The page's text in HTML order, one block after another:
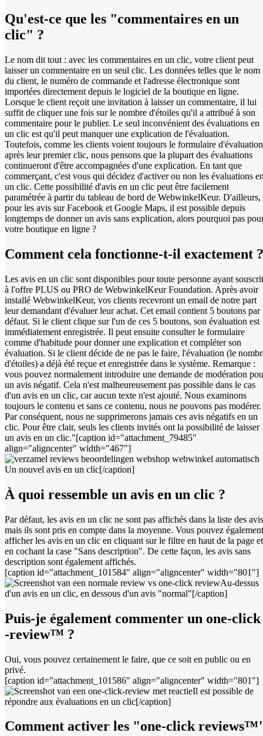
Qu'est-ce que les "commentaires en un
clic" ?
Le nom dit tout : avec les commentaires en un clic, votre client peut
laisser un commentaire en un seul clic. Les données telles que le nom
du client, le numéro de commande et l'adresse électronique sont
importées directement depuis le logiciel de la boutique en ligne.
Lorsque le client reçoit une invitation à laisser un commentaire, il lui
suffit de cliquer une fois sur le nombre d'étoiles qu'il a attribué à son
commentaire pour le publier. Le seul inconvénient des évaluations en
un clic est qu'il peut manquer une explication de l'évaluation.
Toutefois, comme les clients voient toujours le formulaire d'évaluation
après leur premier clic, nous pensons que la plupart des évaluations
continueront d'être accompagnées d'une explication. En tant que
commerçant, c'est vous qui décidez d'activer ou non les évaluations
un clic. Cette possibilité d'avis en un clic peut être facilement
paramétrée à partir du tableau de bord de WebwinkelKeur. D'ailleurs,
pour les avis sur Facebook et Google Maps, il est possible depuis
longtemps de donner un avis sans explication, alors pourquoi pas
votre boutique en ligne ?
Comment cela fonctionne-t-il exactement ?
Les avis en un clic sont disponibles pour toute personne ayant souscrit
à l'offre PLUS ou PRO de WebwinkelKeur Foundation. Après avoir
installé WebwinkelKeur, vos clients recevront un email de notre part
leur demandant d'évaluer leur achat. Cet email contient 5 boutons par
défaut. Si le client clique sur l'un de ces 5 boutons, son évaluation est
immédiatement enregistrée. Il peut ensuite consulter le formulaire
comme d'habitude pour donner une explication et compléter son
évaluation. Si le client décide de ne pas le faire, l'évaluation (le
d'étoiles) a déjà été reçue et enregistrée dans le système. Remarque :
vous pouvez normalement introduire une demande de modération
un avis négatif. Cela n'est malheureusement pas possible dans le cas
d'un avis en un clic, car aucun texte n'est ajouté. Nous examinons
toujours le contenu et sans ce contenu, nous ne pouvons pas modérer.
Par conséquent, nous ne supprimerons jamais ces avis négatifs en un
clic. Pour être clair, seuls les clients invités ont la possibilité de laisser
un avis en un clic."[caption id="attachment_79485"
align="aligncenter" width="467"]
Un nouvel avis en un clic[/caption]
À quoi ressemble un avis en un clic ?
Par défaut, les avis en un clic ne sont pas affichés dans la liste des
mais ils sont pris en compte dans la moyenne. Vous pouvez également
afficher les avis en un clic en cliquant sur le filtre en haut de la page et
en cochant la case "Sans description". De cette façon, les avis sans
description sont également affichés.
[caption id="attachment_101584" align="aligncenter" width="801"]
Au-dessus
d'un avis en un clic, en dessous d'un avis "normal"[/caption]
Puis-je également commenter un one-click
-review™ ?
Oui, vous pouvez certainement le faire, que ce soit en public ou en
privé.
[caption id="attachment_101586" align="aligncenter" width="801"]
Il est possible de
répondre aux évaluations en un clic[/caption]
Comment activer les "one-click